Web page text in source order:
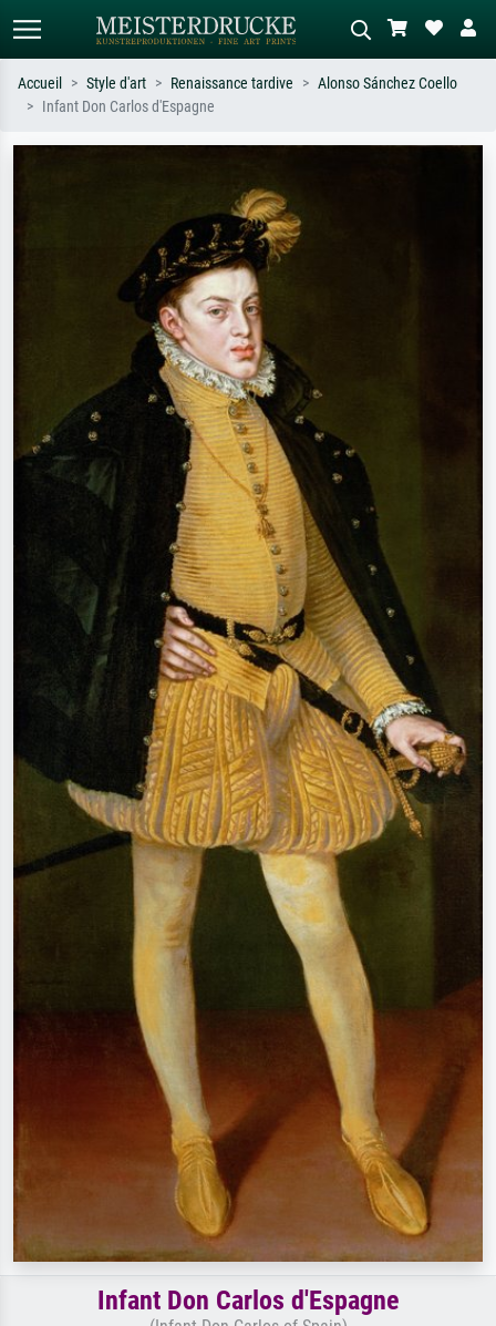
impressionnisme, vague de Hokusai,
tableau sombre, nu debout près d'un
Accueil Style d'art Renaissance tardive
Alonso Sánchez Coello
Infant Don Carlos d'Espagne
Infant Don Carlos d'Espagne